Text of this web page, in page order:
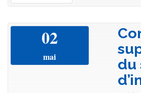
02
mai
du